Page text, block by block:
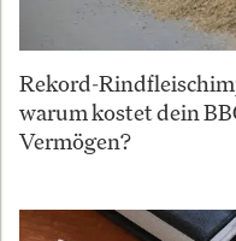
Rekord-
warum kostet dein
Vermögen?